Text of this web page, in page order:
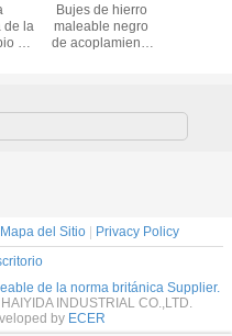
de la
de
Bujes de hierro
maleable negro
de acoplamiento
Mapa del Sitio| Privacy Policy
de la norma británica Supplier.
INDUSTRIAL CO.,LTD.
by ECER